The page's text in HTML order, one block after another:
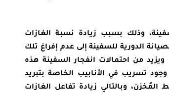
وذلك بسبب زيادة نسبة الغازات
الدورية للسفينة إلى عدم إفراغ تلك
من احتمالات انفجار السفينة هذه
تسريب في الأنابيب الخاصة بتبريد
وبالتالي زيادة تفاعل الغازات